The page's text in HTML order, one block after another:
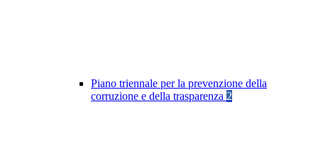
Piano triennale per la prevenzione della
corruzione e della trasparenza 2